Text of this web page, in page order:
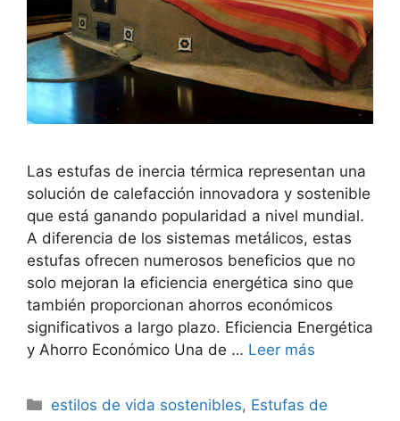
Las estufas de inercia térmica representan una
solución de calefacción innovadora y sostenible
que está ganando popularidad a nivel mundial.
A diferencia de los sistemas metálicos, estas
estufas ofrecen numerosos beneficios que no
solo mejoran la eficiencia energética sino que
también proporcionan ahorros económicos
significativos a largo plazo. Eficiencia Energética
y Ahorro Económico Una de … Leer más
Categorías
estilos de vida sostenibles, Estufas de